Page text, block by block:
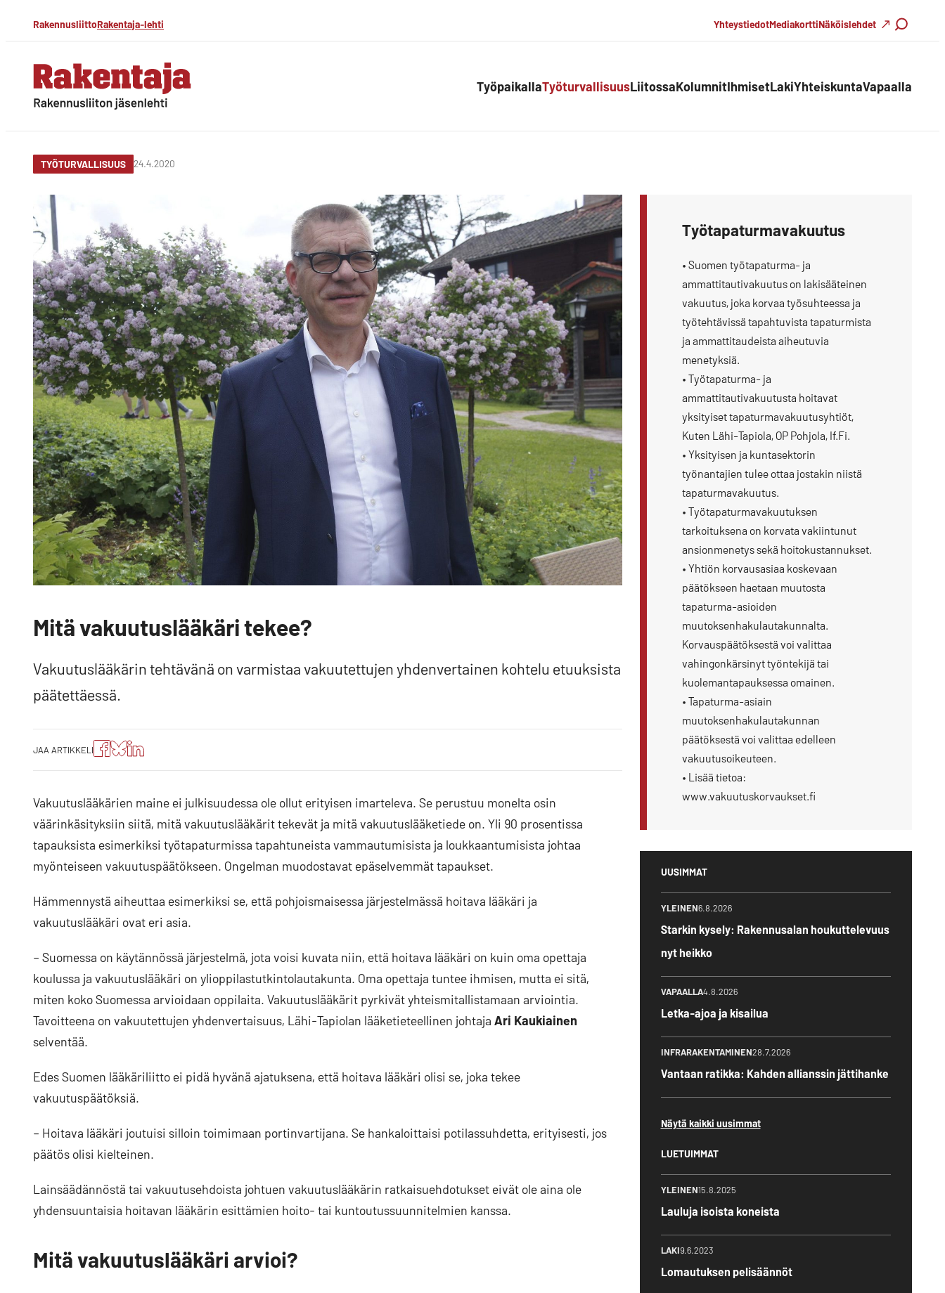
Siirry
suoraan
sisältöön
RakennusliittoRakentaja-lehti YhteystiedotMediakorttiNäköislehdet
Haku
Rakentaja-lehti TyöpaikallaTyöturvallisuusLiitossaKolumnitIhmisetLakiYhteiskuntaVapaalla
TYÖTURVALLISUUS 24.4.2020
Mitä vakuutuslääkäri tekee?
Vakuutuslääkärin tehtävänä on varmistaa vakuutettujen yhdenvertainen kohtelu etuuksista
päätettäessä.
JAA ARTIKKELI
Jaa
artikkeli
Jaa
artikkeli
Jako:
Jaa
Vakuutuslääkärien maine ei julkisuudessa ole ollut erityisen imarteleva. Se perustuu monelta osin
väärinkäsityksiin siitä, mitä vakuutuslääkärit tekevät ja mitä vakuutuslääketiede on. Yli 90 prosentissa
tapauksista esimerkiksi työtapaturmissa tapahtuneista vammautumisista ja loukkaantumisista johtaa
myönteiseen vakuutuspäätökseen. Ongelman muodostavat epäselvemmät tapaukset.
Hämmennystä aiheuttaa esimerkiksi se, että pohjoismaisessa järjestelmässä hoitava lääkäri ja
vakuutuslääkäri ovat eri asia.
­– Suomessa on käytännössä järjestelmä, jota voisi kuvata niin, että hoitava lääkäri on kuin oma opettaja
koulussa ja vakuutuslääkäri on ylioppilastutkintolautakunta. Oma opettaja tuntee ihmisen, mutta ei sitä,
miten koko Suomessa arvioidaan oppilaita. Vakuutuslääkärit pyrkivät yhteismitallistamaan arviointia.
Tavoitteena on vakuutettujen yhdenvertaisuus, Lähi-Tapiolan lääketieteellinen johtaja Ari Kaukiainen
selventää.
Edes Suomen lääkäriliitto ei pidä hyvänä ajatuksena, että hoitava lääkäri olisi se, joka tekee
vakuutuspäätöksiä.
– Hoitava lääkäri joutuisi silloin toimimaan portinvartijana. Se hankaloittaisi potilassuhdetta, erityisesti, jos
päätös olisi kielteinen.
Lainsäädännöstä tai vakuutusehdoista johtuen vakuutuslääkärin ratkaisuehdotukset eivät ole aina ole
yhdensuuntaisia hoitavan lääkärin esittämien hoito- tai kuntoutussuunnitelmien kanssa.
Mitä vakuutuslääkäri arvioi?
Työtapaturmavakuutus
• Suomen työtapaturma- ja
ammattitautivakuutus on lakisääteinen
vakuutus, joka korvaa työsuhteessa ja
työtehtävissä tapahtuvista tapaturmista
ja ammattitaudeista aiheutuvia
menetyksiä.
• Työtapaturma- ja
ammattitautivakuutusta hoitavat
yksityiset tapaturmavakuutusyhtiöt,
Kuten Lähi-Tapiola, OP Pohjola, If.Fi.
• Yksityisen ja kuntasektorin
työnantajien tulee ottaa jostakin niistä
tapaturmavakuutus.
• Työtapaturmavakuutuksen
tarkoituksena on korvata vakiintunut
ansionmenetys sekä hoitokustannukset.
• Yhtiön korvausasiaa koskevaan
päätökseen haetaan muutosta
tapaturma-asioiden
muutoksenhakulautakunnalta.
Korvauspäätöksestä voi valittaa
vahingonkärsinyt työntekijä tai
kuolemantapauksessa omainen.
• Tapaturma-asiain
muutoksenhakulautakunnan
päätöksestä voi valittaa edelleen
vakuutusoikeuteen.
• Lisää tietoa:
www.vakuutuskorvaukset.fi
UUSIMMAT
YLEINEN6.8.2026
Starkin kysely: Rakennusalan houkuttelevuus
nyt heikko
VAPAALLA4.8.2026
Letka-ajoa ja kisailua
INFRARAKENTAMINEN28.7.2026
Vantaan ratikka: Kahden allianssin jättihanke
Näytä kaikki uusimmat
LUETUIMMAT
YLEINEN15.8.2025
Lauluja isoista koneista
LAKI9.6.2023
Lomautuksen pelisäännöt